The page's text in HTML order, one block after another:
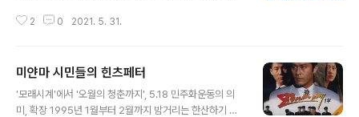
이 보기 불편해진 것. 하지만 최근 방영되고 있는 채널A, S
좋은 기대감을 갖고 시작한 프로그램은 아니다. 지난해 유
튜브 콘텐츠 가 만들었던 엄청난 화제성과 동시에 쏟아진
가학성 논란들이 선입견을 만들었기 때문이다. 훨씬 커진
2 0 2021. 5. 31.
미얀마 시민들의 힌츠페터
'모래시계'에서 '오월의 청춘까지', 5.18 민주화운동의 의
미, 확장 1995년 1월부터 2월까지 밤거리는 한산하기 그